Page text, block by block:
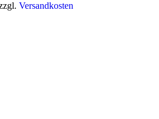
Versandkosten